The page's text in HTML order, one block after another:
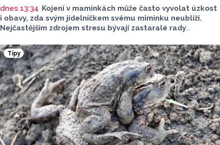
dnes 13:34 Kojení v maminkách může často vyvolat úzkost
i obavy, zda svým jídelníčkem svému miminku neublíží.
Nejčastějším zdrojem stresu bývají zastaralé rady
se nadýmavým potravinám nebo preventivnímu vyřazování
alergenů. Mýty o stravě při kojení boří laktační poradkyně
z Jeseníku.
Tipy